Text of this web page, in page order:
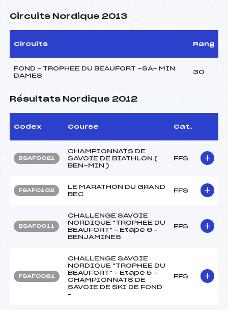
Circuits Nordique 2013
Circuits Rang
FOND – TROPHEE DU BEAUFORT -SA- MIN
DAMES
30
Résultats Nordique 2012
Codex Course Cat.
BSAF0021
CHAMPIONNATS DE
SAVOIE DE BIATHLON (
BEN-MIN )
FFS
FSAF0102
LE MARATHON DU GRAND
BEC
FFS
BSAF0011
CHALLENGE SAVOIE
NORDIQUE "TROPHEE DU
BEAUFORT" – Etape 6 –
BENJAMINES
FFS
FSAF0081
CHALLENGE SAVOIE
NORDIQUE "TROPHEE DU
BEAUFORT" – Etape 5 –
CHAMPIONNATS DE
SAVOIE DE SKI DE FOND
–
FFS